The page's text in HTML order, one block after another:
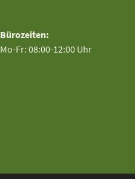
Bürozeiten:
Mo-Fr: 08:00-12:00 Uhr